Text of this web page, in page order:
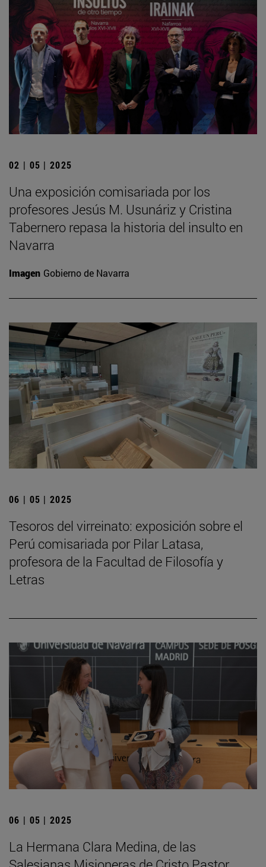
02 | 05 | 2025
Una exposición comisariada por los
profesores Jesús M. Usunáriz y Cristina
Tabernero repasa la historia del insulto en
Navarra
Imagen Gobierno de Navarra
06 | 05 | 2025
Tesoros del virreinato: exposición sobre el
Perú comisariada por Pilar Latasa,
profesora de la Facultad de Filosofía y
Letras
06 | 05 | 2025
La Hermana Clara Medina, de las